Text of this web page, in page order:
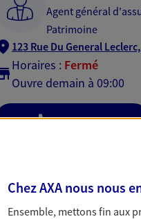
Agent général
Patrimoine
123 Rue Du General
Horaires : Fermé
Ouvre demain à 09:00
06 59 30 45 11
N° Orias * (orias.fr) : 26002062
Chez AXA nous nous
Ensemble, mettons fin aux